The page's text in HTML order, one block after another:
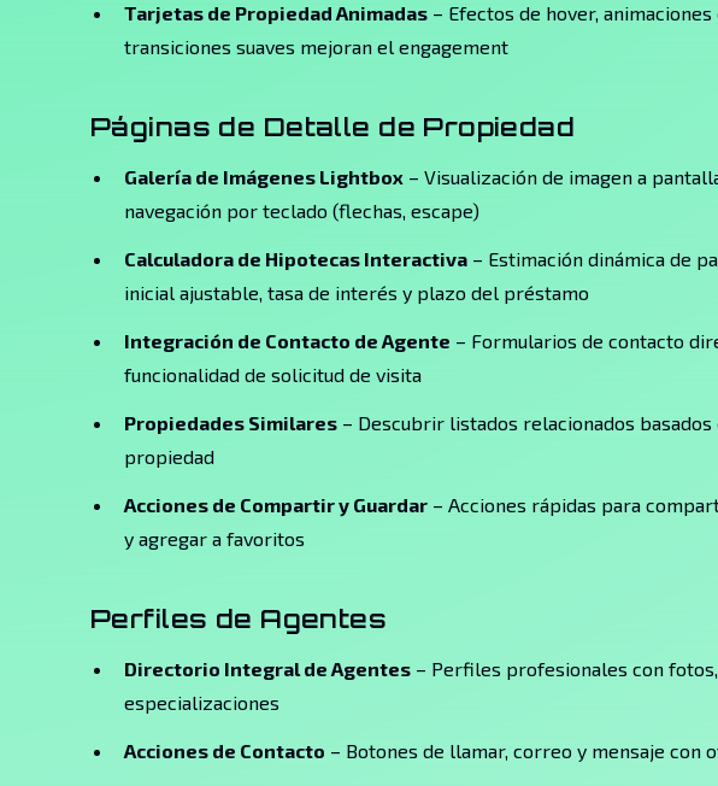
Tarjetas de Propiedad Animadas – Efectos de hover, animaciones
transiciones suaves mejoran el engagement
Páginas de Detalle de Propiedad
Galería de Imágenes Lightbox – Visualización de imagen a
navegación por teclado (flechas, escape)
Calculadora de Hipotecas Interactiva – Estimación dinámica de
inicial ajustable, tasa de interés y plazo del préstamo
Integración de Contacto de Agente – Formularios de contacto
funcionalidad de solicitud de visita
Propiedades Similares – Descubrir listados relacionados
propiedad
Acciones de Compartir y Guardar – Acciones rápidas para
y agregar a favoritos
Perfiles de Agentes
Directorio Integral de Agentes – Perfiles profesionales con
especializaciones
Acciones de Contacto – Botones de llamar, correo y mensaje con